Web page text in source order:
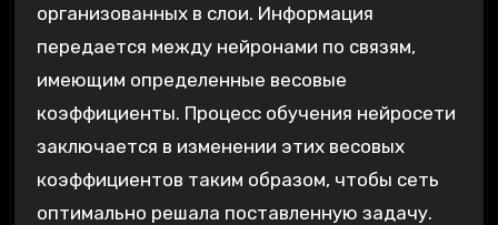
организованных в слои. Информация
передается между нейронами по связям,
имеющим определенные весовые
коэффициенты. Процесс обучения нейросети
заключается в изменении этих весовых
коэффициентов таким образом, чтобы сеть
оптимально решала поставленную задачу.